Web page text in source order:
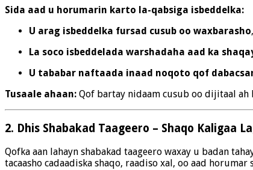
Sida aad u horumarin karto la-qabsiga isbeddelka:
U arag isbeddelka fursad cusub oo waxbarasho
La soco isbeddelada warshadaha aad ka
U tababar naftaada inaad noqoto qof
Tusaale ahaan: Qof bartay nidaam cusub oo dijitaal ah
2. Dhis Shabakad Taageero – Shaqo Kaligaa
Qofka aan lahayn shabakad taageero waxay u badan
tacaasho cadaadiska shaqo, raadiso xal, oo aad horumar